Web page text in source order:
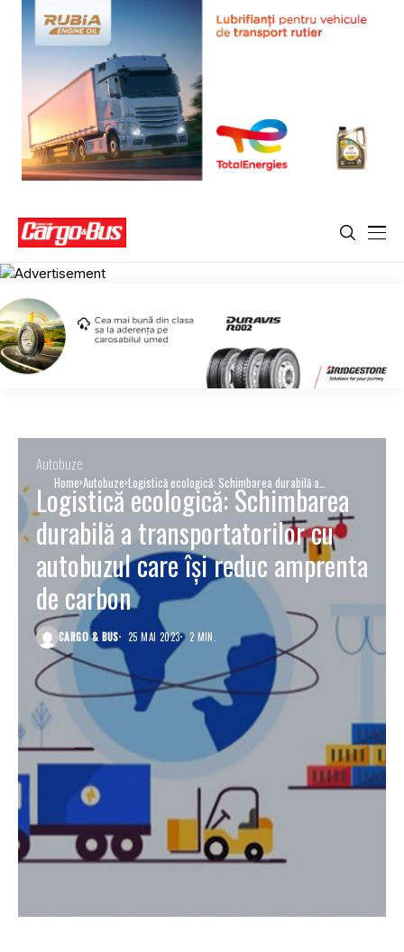
Home Autobuze Logistică ecologică: Schimbarea durabilă a
transportatorilor cu autobuzul care își reduc amprenta
de carbon
Autobuze
Logistică ecologică: Schimbarea
durabilă a transportatorilor cu
autobuzul care își reduc amprenta
de carbon
CARGO & BUS 25 MAI 2023 2 MIN.